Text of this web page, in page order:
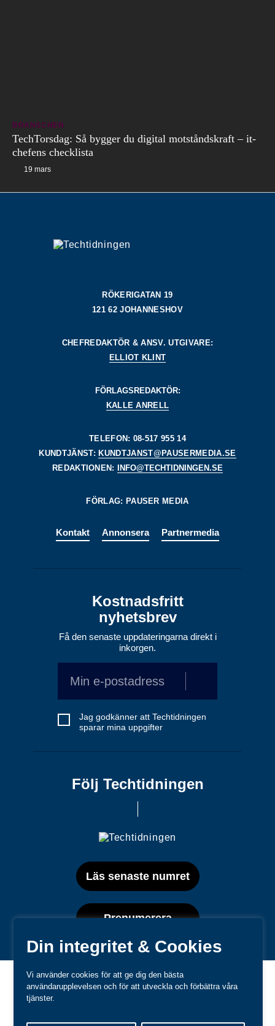
Din integritet & Cookies
Vi använder cookies för att ge dig den bästa
användarupplevelsen och för att utveckla och förbättra våra
tjänster.
BRANSCHEN
TechTorsdag: Så bygger du digital motståndskraft – it-
chefens checklista
19 mars
RÖKERIGATAN 19
121 62 JOHANNESHOV
CHEFREDAKTÖR & ANSV. UTGIVARE:
ELLIOT KLINT
FÖRLAGSREDAKTÖR:
KALLE ANRELL
TELEFON: 08-517 955 14
KUNDTJÄNST: KUNDTJANST@PAUSERMEDIA.SE
REDAKTIONEN:
INFO@TECHTIDNINGEN.SE
FÖRLAG: PAUSER MEDIA
Kontakt Annonsera Partnermedia
Kostnadsfritt
nyhetsbrev
Få den senaste uppdateringarna direkt i
inkorgen.
Jag godkänner att Techtidningen
sparar mina uppgifter
Följ Techtidningen
Läs senaste numret
Prenumerera